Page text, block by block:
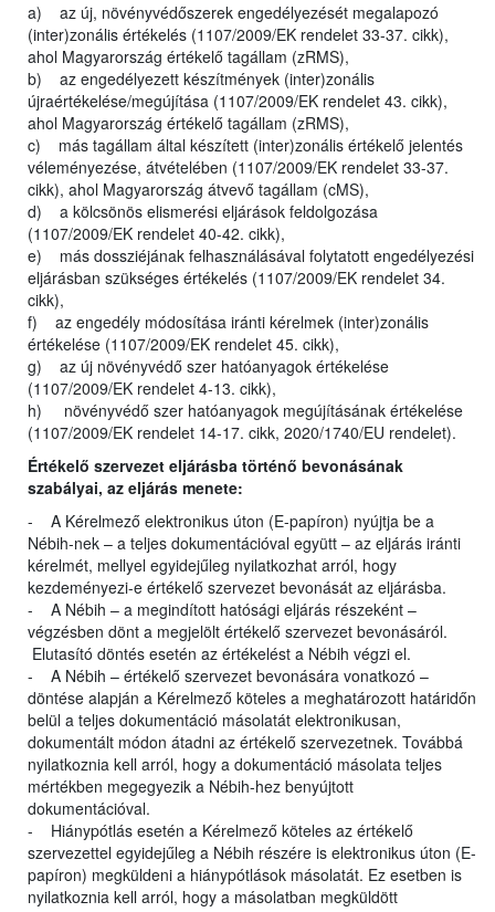
a) az új, növényvédőszerek engedélyezését megalapozó
(inter)zonális értékelés (1107/2009/EK rendelet 33-37. cikk),
ahol Magyarország értékelő tagállam (zRMS),
b) az engedélyezett készítmények (inter)zonális
újraértékelése/megújítása (1107/2009/EK rendelet 43. cikk),
ahol Magyarország értékelő tagállam (zRMS),
c) más tagállam által készített (inter)zonális értékelő jelentés
véleményezése, átvételében (1107/2009/EK rendelet 33-37.
cikk), ahol Magyarország átvevő tagállam (cMS),
d) a kölcsönös elismerési eljárások feldolgozása
(1107/2009/EK rendelet 40-42. cikk),
e) más dossziéjának felhasználásával folytatott engedélyezési
eljárásban szükséges értékelés (1107/2009/EK rendelet 34.
cikk),
f) az engedély módosítása iránti kérelmek (inter)zonális
értékelése (1107/2009/EK rendelet 45. cikk),
g) az új növényvédő szer hatóanyagok értékelése
(1107/2009/EK rendelet 4-13. cikk),
h) növényvédő szer hatóanyagok megújításának értékelése
(1107/2009/EK rendelet 14-17. cikk, 2020/1740/EU rendelet).
Értékelő szervezet eljárásba történő bevonásának
szabályai, az eljárás menete:
- A Kérelmező elektronikus úton (E-papíron) nyújtja be a
Nébih-nek – a teljes dokumentációval együtt – az eljárás iránti
kérelmét, mellyel egyidejűleg nyilatkozhat arról, hogy
kezdeményezi-e értékelő szervezet bevonását az eljárásba.
- A Nébih – a megindított hatósági eljárás részeként –
végzésben dönt a megjelölt értékelő szervezet bevonásáról.
Elutasító döntés esetén az értékelést a Nébih végzi el.
- A Nébih – értékelő szervezet bevonására vonatkozó –
döntése alapján a Kérelmező köteles a meghatározott határidőn
belül a teljes dokumentáció másolatát elektronikusan,
dokumentált módon átadni az értékelő szervezetnek. Továbbá
nyilatkoznia kell arról, hogy a dokumentáció másolata teljes
mértékben megegyezik a Nébih-hez benyújtott
dokumentációval.
- Hiánypótlás esetén a Kérelmező köteles az értékelő
szervezettel egyidejűleg a Nébih részére is elektronikus úton (E-
papíron) megküldeni a hiánypótlások másolatát. Ez esetben is
nyilatkoznia kell arról, hogy a másolatban megküldött